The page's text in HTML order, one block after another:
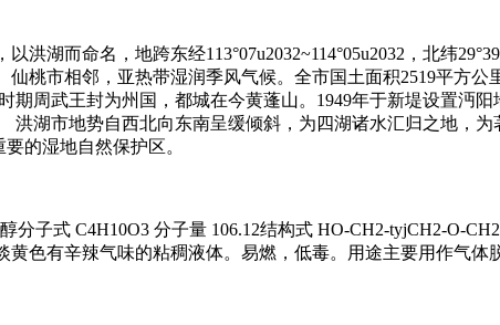
湖而命名，地跨东经113°07u2032~114°05u2032，北纬
桃市相邻，亚热带湿润季风气候。全市国土面积2519平方公
期周武王封为州国，都城在今黄蓬山。1949年于新堤设置沔
洪湖市地势自西北向东南呈缓倾斜，为四湖诸水汇归之地，
的湿地自然保护区。
子式 C4H10O3 分子量 106.12结构式 HO-CH2-tyjCH2-O-
色有辛辣气味的粘稠液体。易燃，低毒。用途主要用作气体